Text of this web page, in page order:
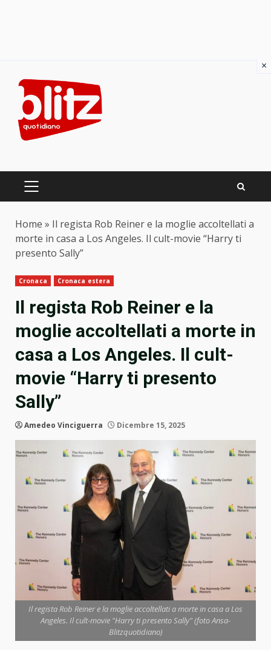
content
PRIMARY
Home » Il regista Rob Reiner e la moglie accoltellati a
morte in casa a Los Angeles. Il cult-movie “Harry ti
presento Sally”
Cronaca Cronaca estera
Il regista Rob Reiner e la
moglie accoltellati a morte in
casa a Los Angeles. Il cult-
movie “Harry ti presento
Sally”
Amedeo Vinciguerra Dicembre 15, 2025
Il regista Rob Reiner e la moglie accoltellati a morte in casa a Los
Angeles. Il cult-movie "Harry ti presento Sally" (foto Ansa-
Blitzquotidiano)
×